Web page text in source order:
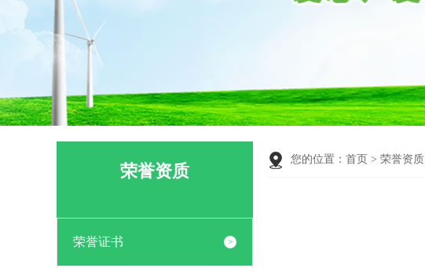
荣誉资质
荣誉证书
您的位置： 首页 > 荣誉资质